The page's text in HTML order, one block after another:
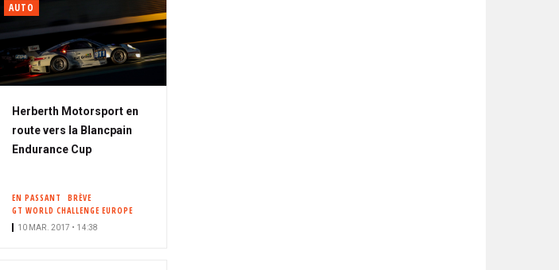
AUTO
Herberth Motorsport en
route vers la Blancpain
Endurance Cup
EN PASSANT
BRÈVE
GT WORLD CHALLENGE EUROPE
10 MAR. 2017 • 14:38